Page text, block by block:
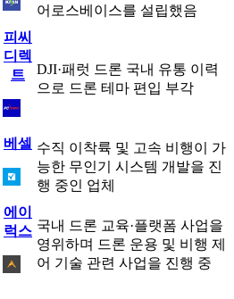
어로스베이스를 설립했음
피씨
디렉
트
DJI·패럿 드론 국내 유통 이력
으로 드론 테마 편입 부각
베셀 수직 이착륙 및 고속 비행이 가
능한 무인기 시스템 개발을 진
행 중인 업체
에이
럭스 국내 드론 교육·플랫폼 사업을
영위하며 드론 운용 및 비행 제
어 기술 관련 사업을 진행 중